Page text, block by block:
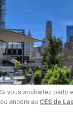
Si vous souhaitez partir
ou encore au CES de